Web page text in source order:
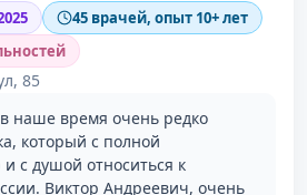
45 врачей, опыт 10+ лет
85
наше время очень редко
который с полной
с душой относиться к
Виктор Андреевич, очень